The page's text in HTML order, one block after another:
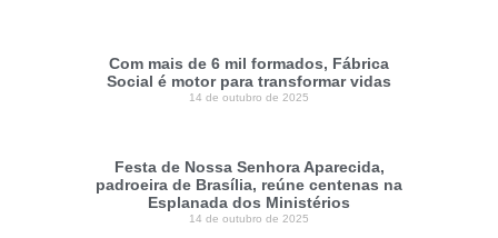
Com mais de 6 mil formados, Fábrica
Social é motor para transformar vidas
14 de outubro de 2025
Festa de Nossa Senhora Aparecida,
padroeira de Brasília, reúne centenas na
Esplanada dos Ministérios
14 de outubro de 2025